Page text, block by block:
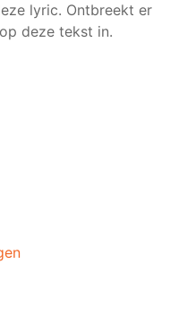
lyric. Ontbreekt er
op deze tekst in.